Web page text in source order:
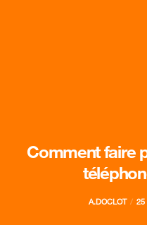
Comment faire
A.DOCLOT 25